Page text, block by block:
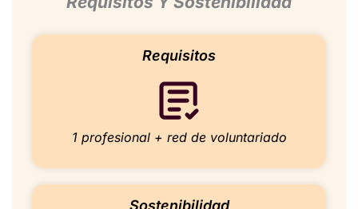
Requisitos
1 profesional + red de voluntariado
Sostenibilidad